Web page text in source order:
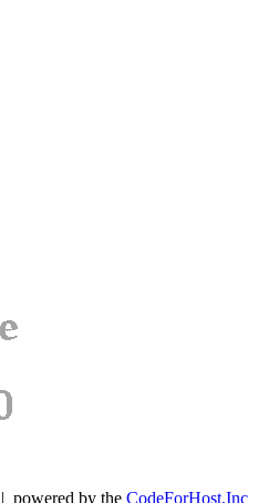
| powered by the CodeForHost,Inc